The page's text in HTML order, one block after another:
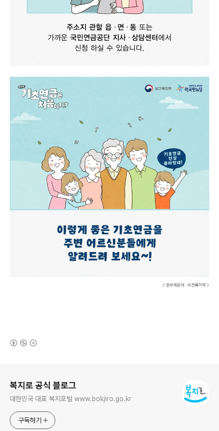
복지로 공식 블로그
대한민국 대표 복지포털 www.bokjiro.go.kr
구독하기